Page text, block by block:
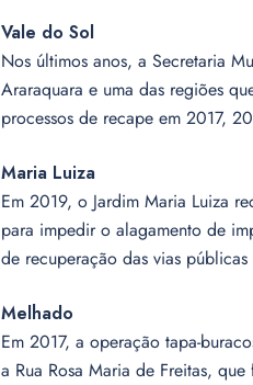
Vale do Sol
Nos últimos anos, a Secretaria
Araraquara e uma das regiões
processos de recape em 2017,
Maria Luiza
Em 2019, o Jardim Maria Luiza
para impedir o alagamento de
de recuperação das vias
Melhado
Em 2017, a operação tapa-
a Rua Rosa Maria de Freitas,